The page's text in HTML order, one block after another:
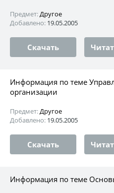
Предмет:Другое
Добавлено: 19.05.2005
Скачать
Информация по теме
организации
Предмет:Другое
Добавлено: 19.05.2005
Скачать
Информация по теме